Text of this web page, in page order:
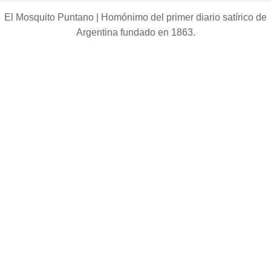
El Mosquito Puntano |
Homónimo del primer diario satírico de
Argentina fundado en 1863.